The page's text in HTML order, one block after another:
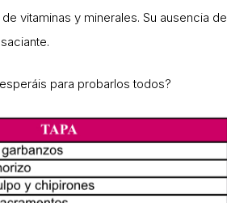
vitaminas y minerales. Su ausencia de
para probarlos todos?